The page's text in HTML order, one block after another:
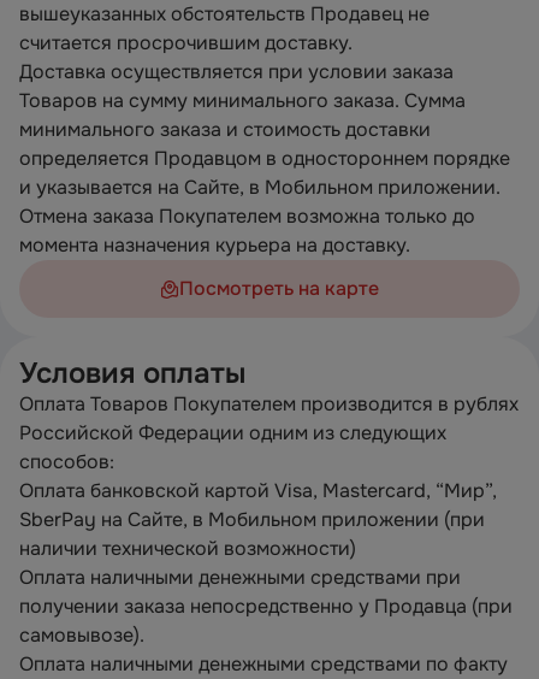
вышеуказанных обстоятельств Продавец не
считается просрочившим доставку.
Доставка осуществляется при условии заказа
Товаров на сумму минимального заказа. Сумма
минимального заказа и стоимость доставки
определяется Продавцом в одностороннем порядке
и указывается на Сайте, в Мобильном приложении.
Отмена заказа Покупателем возможна только до
момента назначения курьера на доставку.
Посмотреть на карте
Условия оплаты
Оплата Товаров Покупателем производится в рублях
Российской Федерации одним из следующих
способов:
Оплата банковской картой Visa, Mastercard, “Мир”,
SberPay на Сайте, в Мобильном приложении (при
наличии технической возможности)
Оплата наличными денежными средствами при
получении заказа непосредственно у Продавца (при
самовывозе).
Оплата наличными денежными средствами по факту